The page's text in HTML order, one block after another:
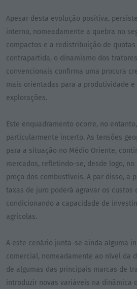
Apesar desta evolução positiva,
interno, nomeadamente a quebra no
compactos e a redistribuição de quotas
contrapartida, o dinamismo dos
convencionais confirma uma procura
mais orientadas para a produtividade
explorações.
Este enquadramento ocorre, no
particularmente incerto. As tensões
para a situação no Médio Oriente,
mercados, refletindo-se, desde logo,
preço dos combustíveis. A par disso, a
taxas de juro poderá agravar os custos
condicionando a capacidade de
agrícolas.
A este cenário junta-se ainda alguma
comercial, nomeadamente ao nível da
de algumas das principais marcas de
introduzir novas variáveis na dinâmica